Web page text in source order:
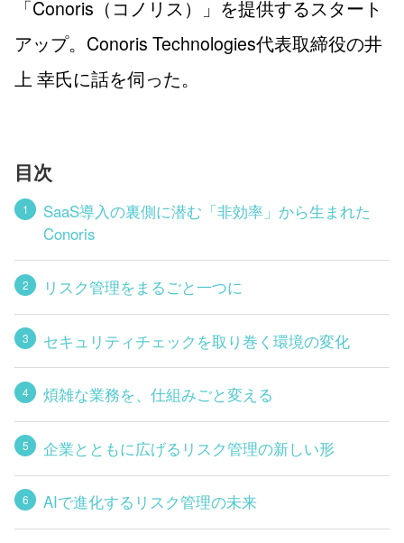
「Conoris（コノリス）」を提供するスタート
アップ。Conoris Technologies代表取締役の井
上 幸氏に話を伺った。
目次
SaaS導入の裏側に潜む「非効率」から生まれた
Conoris
リスク管理をまるごと一つに
セキュリティチェックを取り巻く環境の変化
煩雑な業務を、仕組みごと変える
企業とともに広げるリスク管理の新しい形
AIで進化するリスク管理の未来